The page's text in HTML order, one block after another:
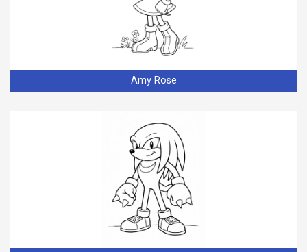
Amy Rose